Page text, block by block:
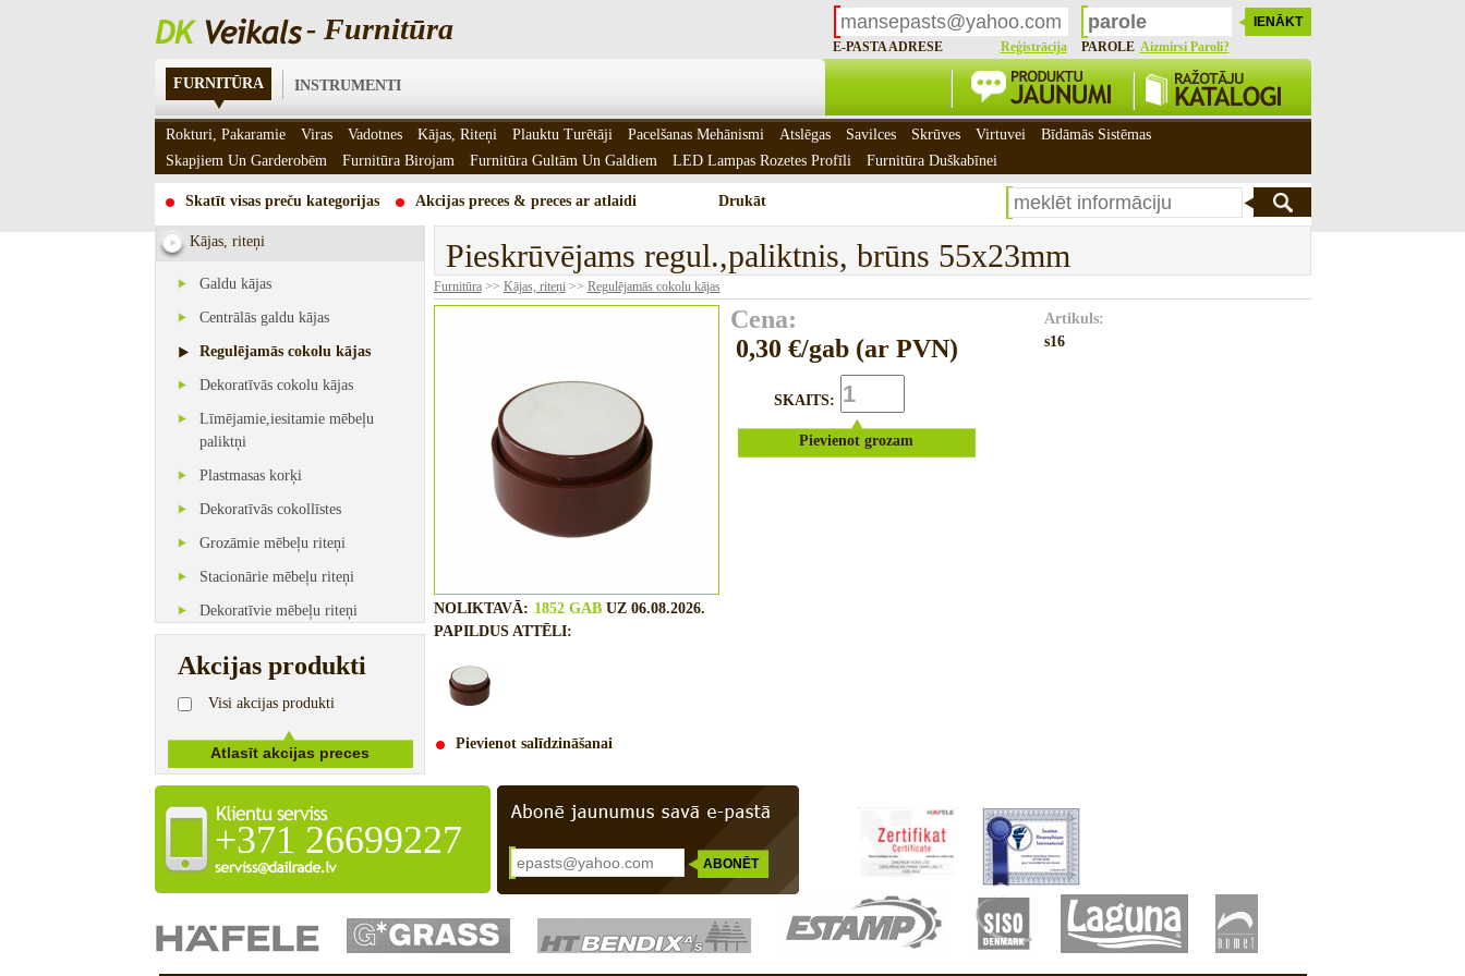
- Furnitūra
E-PASTA ADRESE Reģistrācija PAROLE Aizmirsi Paroli?
FURNITŪRA INSTRUMENTI
Skatīt visas preču kategorijas Akcijas preces & preces ar atlaidi Drukāt
Kājas, riteņi
Galdu kājas
Centrālās galdu kājas
Regulējamās cokolu kājas
Dekoratīvās cokolu kājas
Līmējamie,iesitamie mēbeļu
paliktņi
Plastmasas korķi
Dekoratīvās cokollīstes
Grozāmie mēbeļu riteņi
Stacionārie mēbeļu riteņi
Dekoratīvie mēbeļu riteņi
Akcijas produkti
Visi akcijas produkti
Pieskrūvējams regul.,paliktnis, brūns 55x23mm
Furnitūra>> Kājas, riteņi>> Regulējamās cokolu kājas
Cena:
0,30 €/gab (ar PVN)
SKAITS:
Pievienot grozam
NOLIKTAVĀ: 1852 GABUZ 06.08.2026.
PAPILDUS ATTĒLI:
Pievienot salīdzināšanai
Artikuls:
s16
+371 26699227
Rokturi, Pakaramie Viras Vadotnes Kājas, Riteņi Plauktu Turētāji Pacelšanas Mehānismi Atslēgas Savilces Skrūves Virtuvei
Bīdāmās Sistēmas
Skapjiem Un Garderobēm
Furnitūra Birojam Furnitūra Gultām Un Galdiem LED Lampas Rozetes Profīli Furnitūra Duškabīnei